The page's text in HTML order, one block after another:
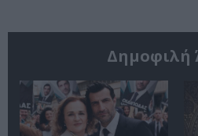
Δημοφιλή